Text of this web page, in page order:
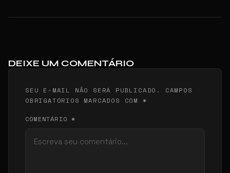
DEIXE UM COMENTÁRIO
SEU E-MAIL NÃO SERÁ PUBLICADO. CAMPOS
OBRIGATÓRIOS MARCADOS COM *
COMENTÁRIO *